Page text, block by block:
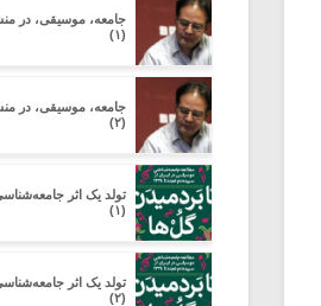
جامعه، موسیقی، در
(۱)
جامعه، موسیقی، در
(۲)
تولد یک اثر
(۱)
تولد یک اثر
(۲)